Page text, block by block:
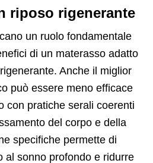
riposo rigenerante
un ruolo fondamentale
di un materasso adatto
Anche il miglior
può essere meno efficace
con pratiche serali coerenti
del corpo e della
specifiche permette di
al sonno profondo e ridurre